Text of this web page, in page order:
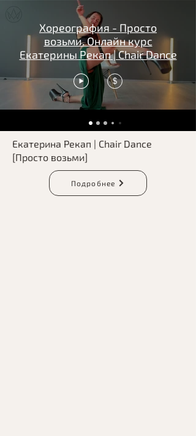
Хореография - Просто
возьми. Онлайн курс
Екатерины Рекап | Chair Dance
$
Екатерина Рекап | Chair Dance
[Просто возьми]
Подробнее